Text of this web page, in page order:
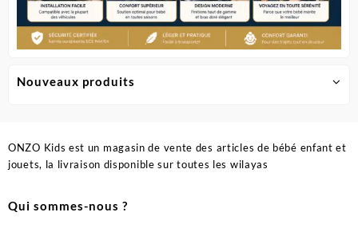
Nouveaux produits
ONZO Kids est un magasin de vente des articles de bébé enfant et
jouets, la livraison disponible sur toutes les wilayas
Qui sommes-nous ?